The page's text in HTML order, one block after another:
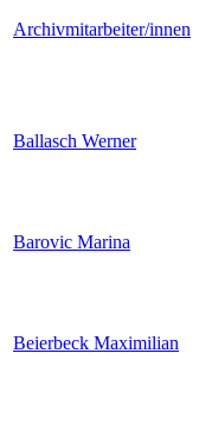
Archivmitarbeiter/innen
Ballasch Werner
Barovic Marina
Beierbeck Maximilian